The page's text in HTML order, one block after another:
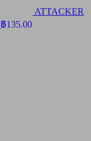
ATTACKER
฿135.00